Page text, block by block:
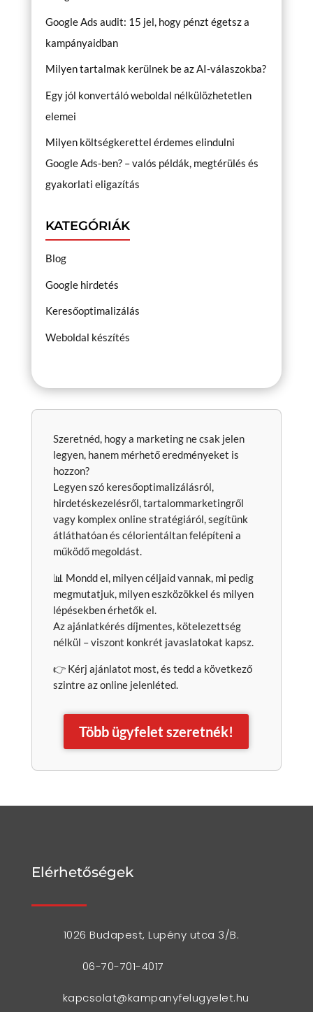
Google Ads audit: 15 jel, hogy pénzt égetsz a
kampányaidban
Milyen tartalmak kerülnek be az AI-válaszokba?
Egy jól konvertáló weboldal nélkülözhetetlen
elemei
Milyen költségkerettel érdemes elindulni
Google Ads-ben? – valós példák, megtérülés és
gyakorlati eligazítás
KATEGÓRIÁK
Blog
Google hirdetés
Keresőoptimalizálás
Weboldal készítés
Szeretnéd, hogy a marketing ne csak jelen
legyen, hanem mérhető eredményeket is
hozzon?
Legyen szó keresőoptimalizálásról,
hirdetéskezelésről, tartalommarketingről
vagy komplex online stratégiáról, segítünk
átláthatóan és célorientáltan felépíteni a
működő megoldást.
📊 Mondd el, milyen céljaid vannak, mi pedig
megmutatjuk, milyen eszközökkel és milyen
lépésekben érhetők el.
Az ajánlatkérés díjmentes, kötelezettség
nélkül – viszont konkrét javaslatokat kapsz.
👉 Kérj ajánlatot most, és tedd a következő
szintre az online jelenléted.
Több ügyfelet szeretnék!
Elérhetőségek
1026 Budapest, Lupény utca 3/B.
06-70-701-4017
kapcsolat@kampanyfelugyelet.hu